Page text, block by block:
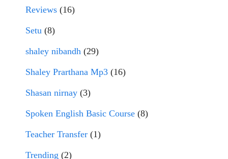
Reviews (16)
Setu (8)
shaley nibandh (29)
Shaley Prarthana Mp3 (16)
Shasan nirnay (3)
Spoken English Basic Course (8)
Teacher Transfer (1)
Trending (2)